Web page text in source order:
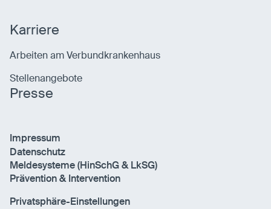
Karriere
Arbeiten am Verbundkrankenhaus
Stellenangebote
Presse
Impressum
Datenschutz
Meldesysteme (HinSchG & LkSG)
Prävention & Intervention
Privatsphäre-Einstellungen